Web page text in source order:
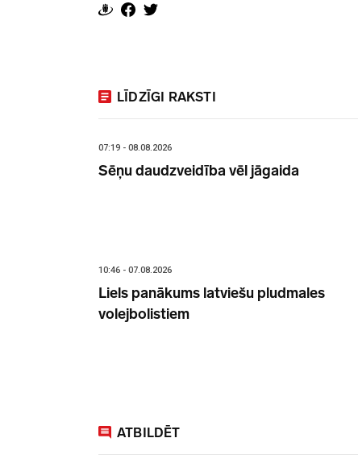
LĪDZĪGI RAKSTI
07:19 - 08.08.2026
Sēņu daudzveidība vēl jāgaida
10:46 - 07.08.2026
Liels panākums latviešu pludmales
volejbolistiem
ATBILDĒT